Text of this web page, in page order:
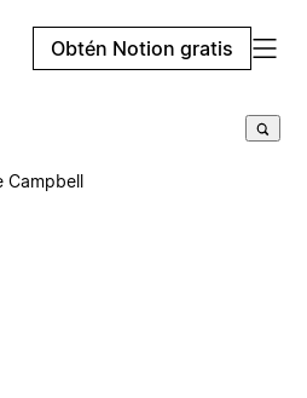
Obtén Notion gratis
Campbell